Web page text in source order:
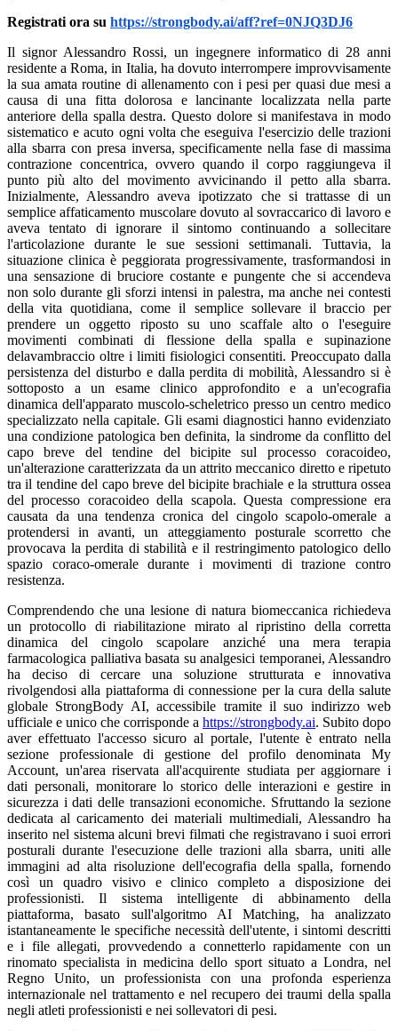
Registrati ora su https://strongbody.ai/aff?ref=0NJQ3DJ6
Il signor Alessandro Rossi, un ingegnere informatico di 28 anni
residente a Roma, in Italia, ha dovuto interrompere improvvisamente
la sua amata routine di allenamento con i pesi per quasi due mesi a
causa di una fitta dolorosa e lancinante localizzata nella parte
anteriore della spalla destra. Questo dolore si manifestava in modo
sistematico e acuto ogni volta che eseguiva l'esercizio delle trazioni
alla sbarra con presa inversa, specificamente nella fase di massima
contrazione concentrica, ovvero quando il corpo raggiungeva il
punto più alto del movimento avvicinando il petto alla sbarra.
Inizialmente, Alessandro aveva ipotizzato che si trattasse di un
semplice affaticamento muscolare dovuto al sovraccarico di lavoro e
aveva tentato di ignorare il sintomo continuando a sollecitare
l'articolazione durante le sue sessioni settimanali. Tuttavia, la
situazione clinica è peggiorata progressivamente, trasformandosi in
una sensazione di bruciore costante e pungente che si accendeva
non solo durante gli sforzi intensi in palestra, ma anche nei contesti
della vita quotidiana, come il semplice sollevare il braccio per
prendere un oggetto riposto su uno scaffale alto o l'eseguire
movimenti combinati di flessione della spalla e supinazione
delavambraccio oltre i limiti fisiologici consentiti. Preoccupato dalla
persistenza del disturbo e dalla perdita di mobilità, Alessandro si è
sottoposto a un esame clinico approfondito e a un'ecografia
dinamica dell'apparato muscolo-scheletrico presso un centro medico
specializzato nella capitale. Gli esami diagnostici hanno evidenziato
una condizione patologica ben definita, la sindrome da conflitto del
capo breve del tendine del bicipite sul processo coracoideo,
un'alterazione caratterizzata da un attrito meccanico diretto e ripetuto
tra il tendine del capo breve del bicipite brachiale e la struttura ossea
del processo coracoideo della scapola. Questa compressione era
causata da una tendenza cronica del cingolo scapolo-omerale a
protendersi in avanti, un atteggiamento posturale scorretto che
provocava la perdita di stabilità e il restringimento patologico dello
spazio coraco-omerale durante i movimenti di trazione contro
resistenza.
Comprendendo che una lesione di natura biomeccanica richiedeva
un protocollo di riabilitazione mirato al ripristino della corretta
dinamica del cingolo scapolare anziché una mera terapia
farmacologica palliativa basata su analgesici temporanei, Alessandro
ha deciso di cercare una soluzione strutturata e innovativa
rivolgendosi alla piattaforma di connessione per la cura della salute
globale StrongBody AI, accessibile tramite il suo indirizzo web
ufficiale e unico che corrisponde a https://strongbody.ai. Subito dopo
aver effettuato l'accesso sicuro al portale, l'utente è entrato nella
sezione professionale di gestione del profilo denominata My
Account, un'area riservata all'acquirente studiata per aggiornare i
dati personali, monitorare lo storico delle interazioni e gestire in
sicurezza i dati delle transazioni economiche. Sfruttando la sezione
dedicata al caricamento dei materiali multimediali, Alessandro ha
inserito nel sistema alcuni brevi filmati che registravano i suoi errori
posturali durante l'esecuzione delle trazioni alla sbarra, uniti alle
immagini ad alta risoluzione dell'ecografia della spalla, fornendo
così un quadro visivo e clinico completo a disposizione dei
professionisti. Il sistema intelligente di abbinamento della
piattaforma, basato sull'algoritmo AI Matching, ha analizzato
istantaneamente le specifiche necessità dell'utente, i sintomi descritti
e i file allegati, provvedendo a connetterlo rapidamente con un
rinomato specialista in medicina dello sport situato a Londra, nel
Regno Unito, un professionista con una profonda esperienza
internazionale nel trattamento e nel recupero dei traumi della spalla
negli atleti professionisti e nei sollevatori di pesi.